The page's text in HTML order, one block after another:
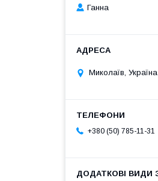
Ганна
Миколаїв, Україна
+380 (50) 785-11-31